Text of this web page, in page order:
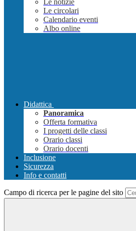
Le notizie
Le circolari
Calendario eventi
Albo online
Didattica
Panoramica
Offerta formativa
I progetti delle classi
Orario classi
Orario docenti
Inclusione
Sicurezza
Info e contatti
Campo di ricerca per le pagine del sito